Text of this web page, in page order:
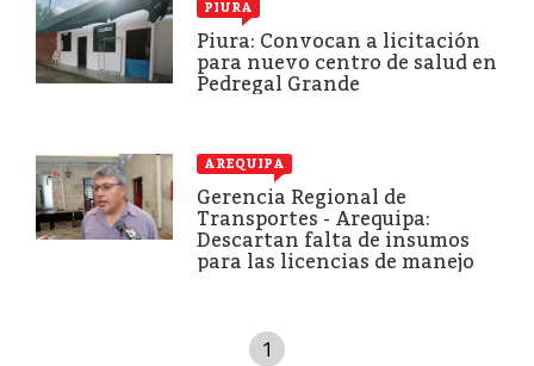
PIURA
Piura: Convocan a licitación
para nuevo centro de salud en
Pedregal Grande
AREQUIPA
Gerencia Regional de
Transportes - Arequipa:
Descartan falta de insumos
para las licencias de manejo
1